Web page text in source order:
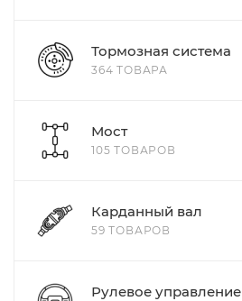
Тормозная система
364 ТОВАРА
Мост
105 ТОВАРОВ
Карданный вал
59 ТОВАРОВ
Рулевое управление